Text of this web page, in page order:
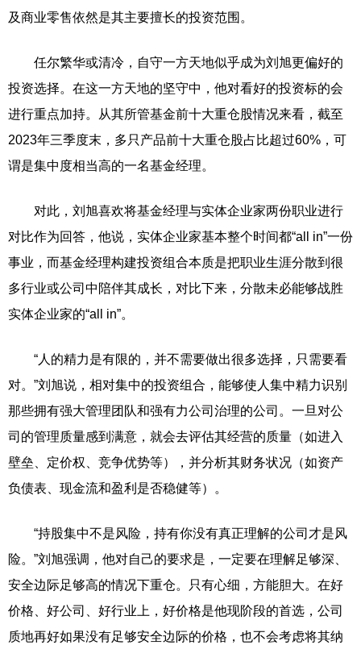
及商业零售依然是其主要擅长的投资范围。
任尔繁华或清冷，自守一方天地似乎成为刘旭更偏好的
投资选择。在这一方天地的坚守中，他对看好的投资标的会
进行重点加持。从其所管基金前十大重仓股情况来看，截至
2023年三季度末，多只产品前十大重仓股占比超过60%，可
谓是集中度相当高的一名基金经理。
对此，刘旭喜欢将基金经理与实体企业家两份职业进行
对比作为回答，他说，实体企业家基本整个时间都“all in”一份
事业，而基金经理构建投资组合本质是把职业生涯分散到很
多行业或公司中陪伴其成长，对比下来，分散未必能够战胜
实体企业家的“all in”。
“人的精力是有限的，并不需要做出很多选择，只需要看
对。”刘旭说，相对集中的投资组合，能够使人集中精力识别
那些拥有强大管理团队和强有力公司治理的公司。一旦对公
司的管理质量感到满意，就会去评估其经营的质量（如进入
壁垒、定价权、竞争优势等），并分析其财务状况（如资产
负债表、现金流和盈利是否稳健等）。
“持股集中不是风险，持有你没有真正理解的公司才是风
险。”刘旭强调，他对自己的要求是，一定要在理解足够深、
安全边际足够高的情况下重仓。只有心细，方能胆大。在好
价格、好公司、好行业上，好价格是他现阶段的首选，公司
质地再好如果没有足够安全边际的价格，也不会考虑将其纳